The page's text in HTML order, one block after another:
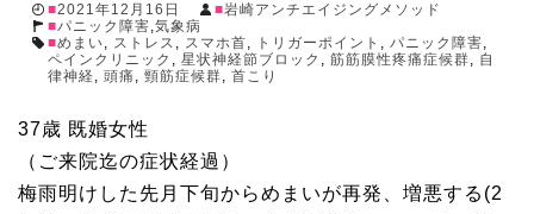
2021年12月16日
岩崎アンチエイジングメソッド
パニック障害,気象病
めまい, ストレス , スマホ首, トリガーポイント , パニック障害,
ペインクリニック , 星状神経節ブロック , 筋筋膜性疼痛症候群, 自
律神経, 頭痛 , 頸筋症候群, 首こり
37歳 既婚女性
（ご来院迄の症状経過）
梅雨明けした先月下旬からめまいが再発、増悪する(2